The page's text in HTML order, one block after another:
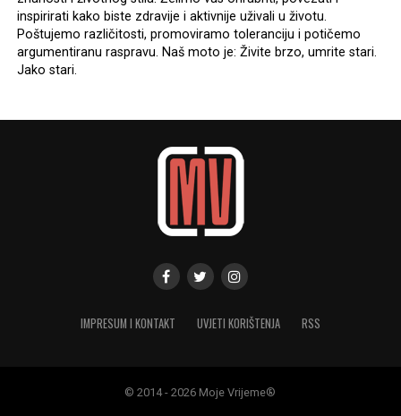
inspirirati kako biste zdravije i aktivnije uživali u životu.
Poštujemo različitosti, promoviramo toleranciju i potičemo
argumentiranu raspravu. Naš moto je: Živite brzo, umrite stari.
Jako stari.
IMPRESUM I KONTAKT UVJETI KORIŠTENJA RSS
© 2014 - 2026 Moje Vrijeme®